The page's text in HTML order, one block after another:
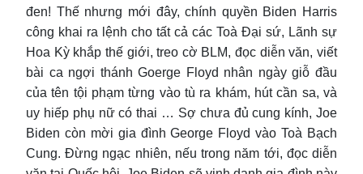
đen! Thế nhưng mới đây, chính quyền Biden Harris
công khai ra lệnh cho tất cả các Toà Đại sứ, Lãnh sự
Hoa Kỳ khắp thế giới, treo cờ BLM, đọc diễn văn, viết
bài ca ngợi thánh Goerge Floyd nhân ngày giỗ đầu
của tên tội phạm từng vào tù ra khám, hút cần sa, và
uy hiếp phụ nữ có thai … Sợ chưa đủ cung kính, Joe
Biden còn mời gia đình George Floyd vào Toà Bạch
Cung. Đừng ngạc nhiên, nếu trong năm tới, đọc diễn